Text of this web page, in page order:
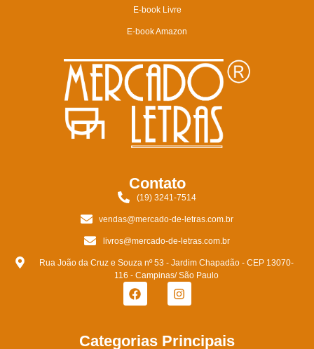
E-book Livre
E-book Amazon
Contato
(19) 3241-7514
vendas@mercado-de-letras.com.br
livros@mercado-de-letras.com.br
Rua João da Cruz e Souza nº 53 - Jardim Chapadão - CEP 13070-
116 - Campinas/ São Paulo
Categorias Principais